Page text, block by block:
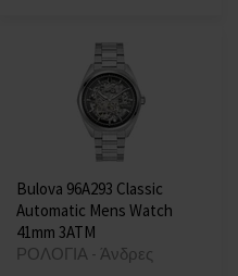
Bulova 96A293 Classic
Automatic Mens Watch
41mm 3ATM
ΡΟΛΟΓΙΑ - Άνδρες